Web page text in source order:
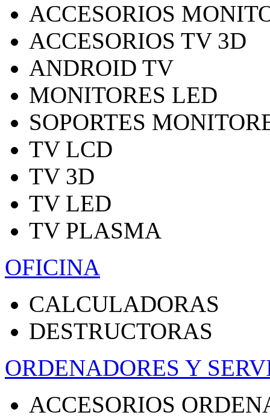
ACCESORIOS
ACCESORIOS TV 3D
ANDROID TV
MONITORES LED
SOPORTES
TV LCD
TV 3D
TV LED
TV PLASMA
OFICINA
CALCULADORAS
DESTRUCTORAS
ORDENADORES Y
ACCESORIOS